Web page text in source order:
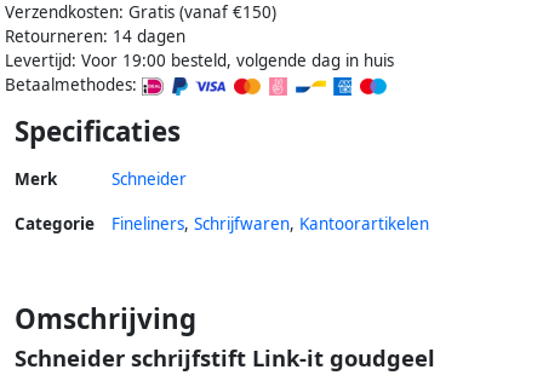
Verzendkosten: Gratis (vanaf €150)
Retourneren: 14 dagen
Levertijd: Voor 19:00 besteld, volgende dag in huis
Betaalmethodes:
Specificaties
Merk Schneider
Categorie Fineliners, Schrijfwaren, Kantoorartikelen
Omschrijving
Schneider schrijfstift Link-it goudgeel